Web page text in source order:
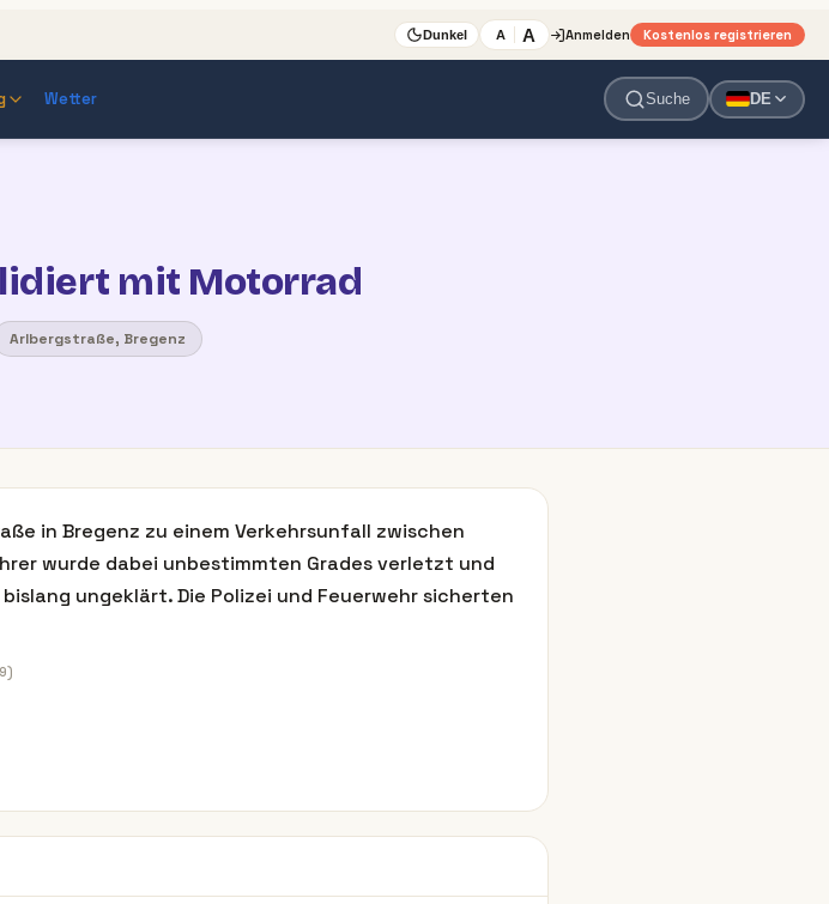
Dunkel A A Anmelden Kostenlos registrieren
Wetter Suche DE
mit Motorrad
Arlbergstraße, Bregenz
in Bregenz zu einem Verkehrsunfall zwischen
wurde dabei unbestimmten Grades verletzt und
ungeklärt. Die Polizei und Feuerwehr sicherten